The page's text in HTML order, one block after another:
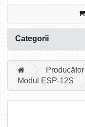
Categorii
Producător
Modul ESP-12S